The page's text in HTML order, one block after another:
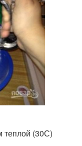
теплой (30С)